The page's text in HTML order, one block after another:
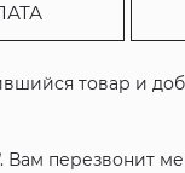
товар и
. Вам перезвонит